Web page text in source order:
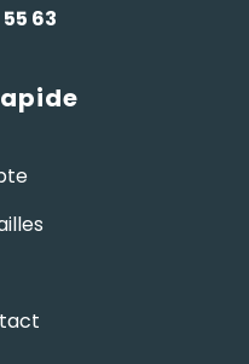
55 63